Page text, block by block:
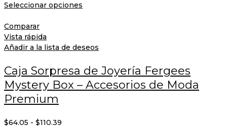
Seleccionar opciones
Comparar
Vista rápida
Añadir a la lista de deseos
Caja Sorpresa de Joyería Fergees
Mystery Box – Accesorios de Moda
Premium
$64.05 - $110.39